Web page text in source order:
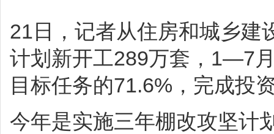
21日，记者从住房和城乡建
计划新开工289万套，1—7
目标任务的71.6%，完成投
今年是实施三年棚改攻坚计